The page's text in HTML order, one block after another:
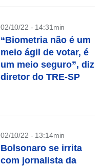
02/10/22 - 14:31min
“Biometria não é um
meio ágil de votar, é
um meio seguro”, diz
diretor do TRE-SP
02/10/22 - 13:14min
Bolsonaro se irrita
com jornalista da